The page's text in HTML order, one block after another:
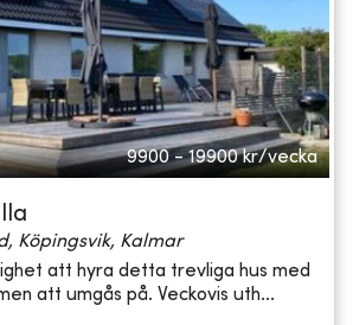
9900 - 19900 kr/vecka
Köpingsvik, Kalmar
att hyra detta trevliga hus med
att umgås på. Veckovis uth...